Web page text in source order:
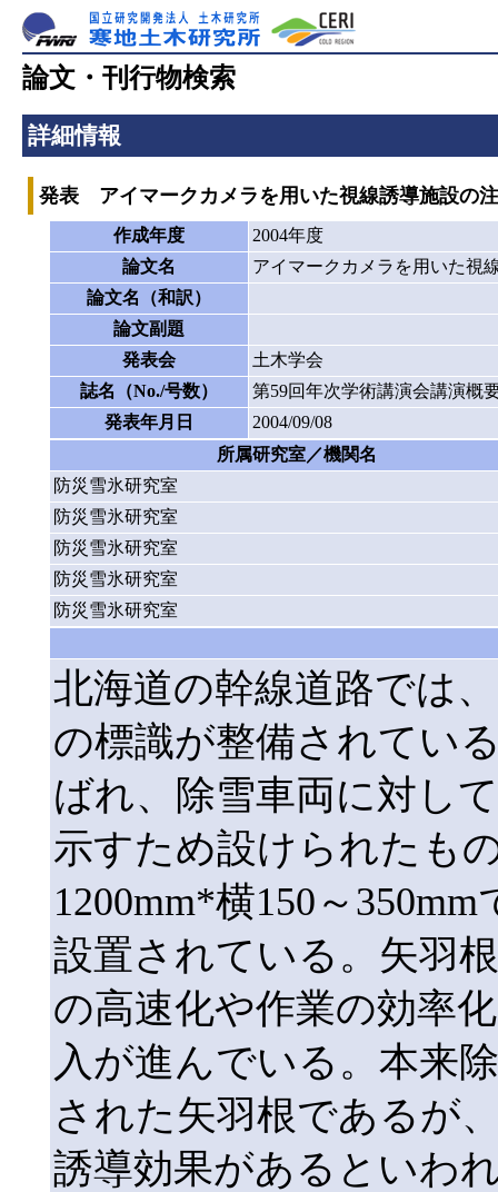
論文・刊行物検索
詳細情報
発表 アイマークカメラを用いた視線誘導施設の
作成年度
2004年度
論文名
アイマークカメラを用いた視
論文名（和訳）
論文副題
発表会
土木学会
誌名（No./号数）
第59回年次学術講演会講演概
発表年月日
2004/09/08
所属研究室／機関名
防災雪氷研究室
防災雪氷研究室
防災雪氷研究室
防災雪氷研究室
防災雪氷研究室
北海道の幹線道路では
の標識が整備されてい
ばれ、除雪車両に対し
示すため設けられたも
1200mm*横150～
設置されている。矢羽
の高速化や作業の効率
入が進んでいる。本来
された矢羽根であるが
誘導効果があるといわ